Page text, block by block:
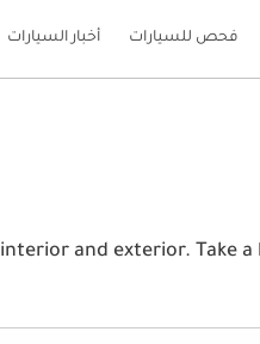
فحص للسيارات أخبار السيارات